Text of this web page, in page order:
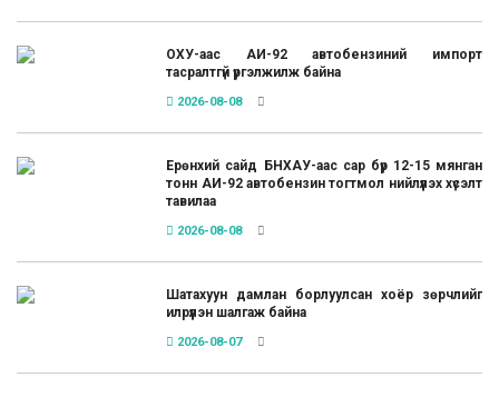
ОХУ-аас АИ-92 автобензиний импорт
тасралтгүй үргэлжилж байна
2026-08-08
Ерөнхий сайд БНХАУ-аас сар бүр 12-15 мянган
тонн АИ-92 автобензин тогтмол нийлүүлэх хүсэлт
тавилаа
2026-08-08
Шатахуун дамлан борлуулсан хоёр зөрчлийг
илрүүлэн шалгаж байна
2026-08-07